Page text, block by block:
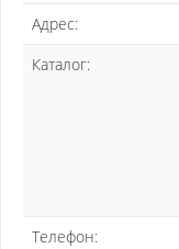
Адрес:
Каталог:
Телефон: